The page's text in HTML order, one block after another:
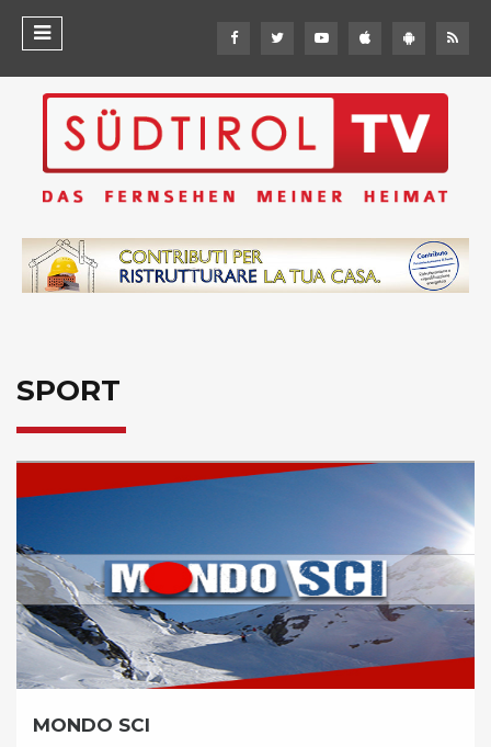
SPORT
MONDO SCI